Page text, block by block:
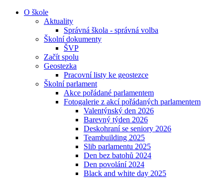
O škole
Aktuality
Správná škola - správná volba
Školní dokumenty
ŠVP
Začít spolu
Geostezka
Pracovní listy ke geostezce
Školní parlament
Akce pořádané parlamentem
Fotogalerie z akcí pořádaných parlamentem
Valentýnský den 2026
Barevný týden 2026
Deskohraní se seniory 2026
Teambuilding 2025
Slib parlamentu 2025
Den bez batohů 2024
Den povolání 2024
Black and white day 2025